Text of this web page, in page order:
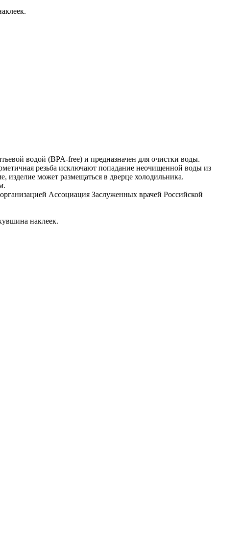
водой (BPA-free) и предназначен для очистки воды.
резьба исключают попадание неочищенной воды из
может размещаться в дверце холодильника.
Ассоциация Заслуженных врачей Российской
наклеек.